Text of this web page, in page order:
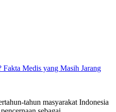
Medis yang Masih Jarang
tahun masyarakat Indonesia